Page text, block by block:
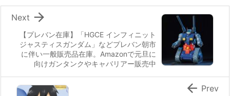
【プレバン在庫】「HGCE インフィニット
ジャスティスガンダム」などプレバン朝市
に伴い一般販売品在庫。Amazonで元旦に
向けガンタンクやキャバリアー販売中

Next
 Prev